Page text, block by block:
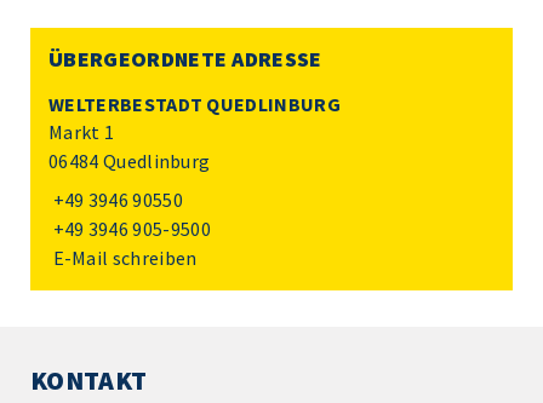
ÜBERGEORDNETE ADRESSE
WELTERBESTADT QUEDLINBURG
Markt 1
06484 Quedlinburg
+49 3946 90550
+49 3946 905-9500
E-Mail schreiben
KONTAKT